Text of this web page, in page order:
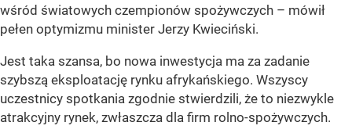
wśród światowych czempionów spożywczych – mówił
pełen optymizmu minister Jerzy Kwieciński.
Jest taka szansa, bo nowa inwestycja ma za zadanie
szybszą eksploatację rynku afrykańskiego. Wszyscy
uczestnicy spotkania zgodnie stwierdzili, że to niezwykle
atrakcyjny rynek, zwłaszcza dla firm rolno-spożywczych.